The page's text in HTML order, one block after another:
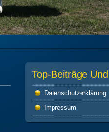
Top-Beiträge
Datenschutz­erklärung
Impressum